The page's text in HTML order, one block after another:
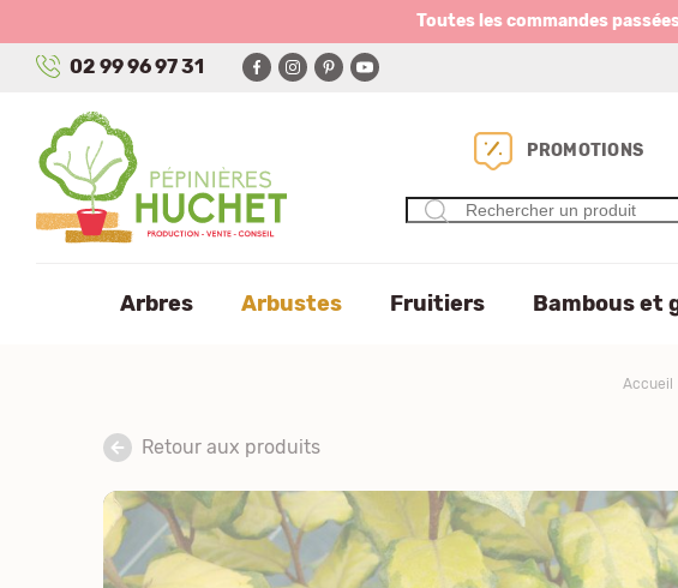
Toutes les commandes
02 99 96 97 31
PROMOTIONS
Arbres Arbustes Fruitiers Bambous et
Accueil
Retour aux produits